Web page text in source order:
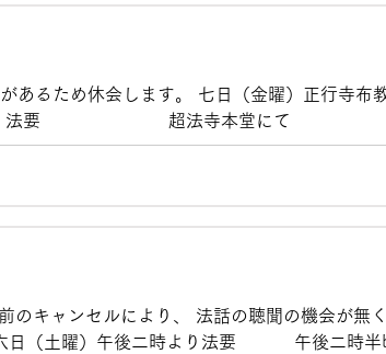
あるため休会します。 七日（金曜）正行寺布
歓喜会）法要 超法寺本堂にて 講
柏分院布教［千葉県柏市］10時〜40分一席
のキャンセルにより、 法話の聴聞の機会が無
日（土曜）午後二時より法要 午後二時半